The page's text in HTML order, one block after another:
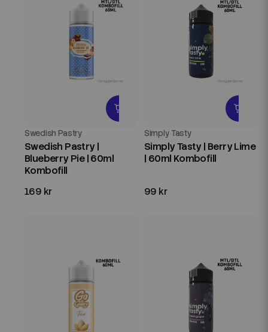
Swedish Pastry
Swedish Pastry |
Blueberry Pie | 60ml
Kombofill
169 kr
Simply Tasty
Simply Tasty | Berry Lime
| 60ml Kombofill
99 kr